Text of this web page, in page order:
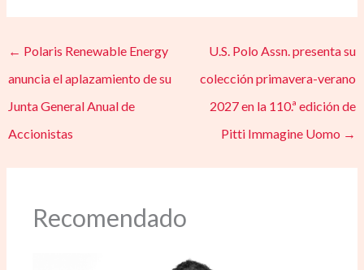
← Polaris Renewable Energy
anuncia el aplazamiento de su
Junta General Anual de
Accionistas
U.S. Polo Assn. presenta su
colección primavera-verano
2027 en la 110.ª edición de
Pitti Immagine Uomo →
Recomendado